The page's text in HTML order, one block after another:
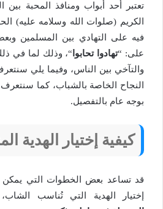
تعتبر أحد أبواب ومنافذ المحبة
الكريم (صلوات الله وسلامه عليه)
فيه على التهادي بين المسلمين
على: “تهادوا تحابوا “، وذلك لما في
والتآخي بين الناس، وفيما يلي
النجاح الخاصة بالشباب، كما
بوجه عام بالتفصيل.
كيفية إختيار الهدية
قد تساعد بعض الخطوات التي يمكن
إختيار الهدية التي تُناسب